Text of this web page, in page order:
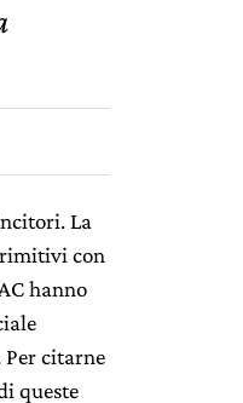
La
con
hanno
citarne
queste